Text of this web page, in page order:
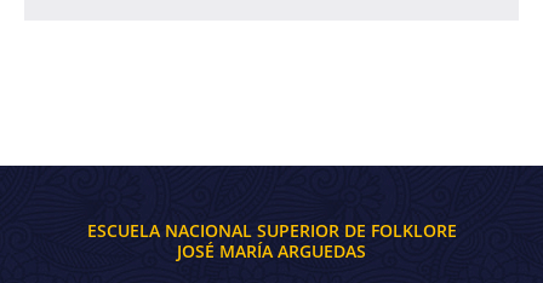
ESCUELA NACIONAL SUPERIOR DE FOLKLORE
JOSÉ MARÍA ARGUEDAS